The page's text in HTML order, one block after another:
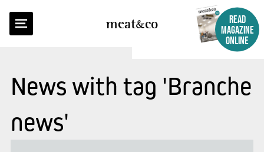
meatco
READ
MAGAZINE
ONLINE
News with tag 'Branche
news'